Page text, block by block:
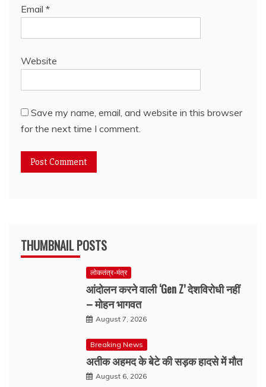
Email *
Website
Save my name, email, and website in this browser
for the next time I comment.
THUMBNAIL POSTS
लोकतंत्र-मंत्र
आंदोलन करने वाली ‘Gen Z’ देशविरोधी नहीं
– मोहन भागवत
August 7, 2026
Breaking News
अतीक अहमद के बेटे की सड़क हादसे में मौत
August 6, 2026